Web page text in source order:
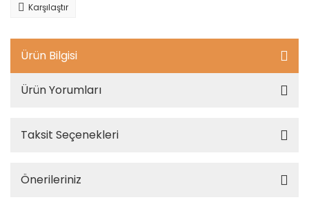
Karşılaştır
Ürün Bilgisi
Ürün Yorumları
Taksit Seçenekleri
Önerileriniz